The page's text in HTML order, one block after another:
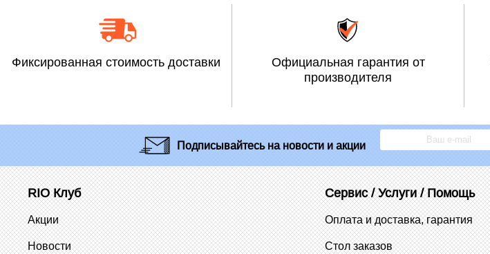
Фиксированная стоимость доставки
Официальная гарантия от
производителя
Подписывайтесьна новости и акции
RIO Клуб
Акции
Новости
Сервис / Услуги / Помощь
Оплата и доставка, гарантия
Стол заказов